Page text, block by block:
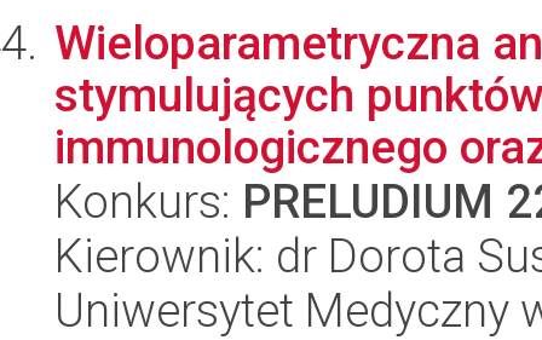
Wieloparametryczna
stymulujących
immunologicznego
Konkurs: PRELUDIUM
Kierownik: dr Dorota
Uniwersytet Medyczny